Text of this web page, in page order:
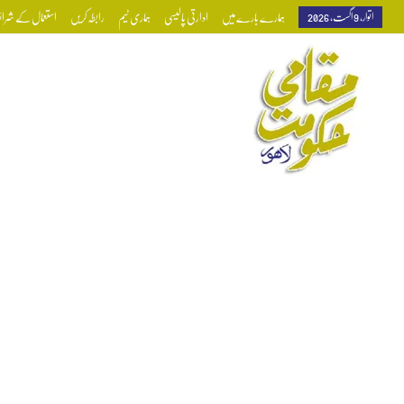
اتوار, 9 اگست, 2026 ہمارے بارے میں ادارتی پالیسی ہماری ٹیم رابطہ کریں استعمال کے